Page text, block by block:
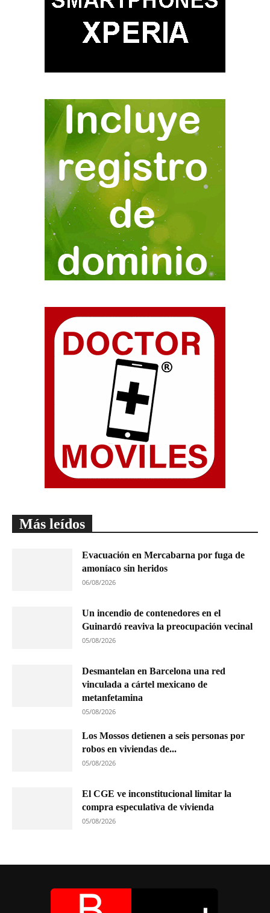
Más leídos
Evacuación en Mercabarna por fuga de
amoníaco sin heridos
06/08/2026
Un incendio de contenedores en el
Guinardó reaviva la preocupación vecinal
05/08/2026
Desmantelan en Barcelona una red
vinculada a cártel mexicano de
metanfetamina
05/08/2026
Los Mossos detienen a seis personas por
robos en viviendas de...
05/08/2026
El CGE ve inconstitucional limitar la
compra especulativa de vivienda
05/08/2026